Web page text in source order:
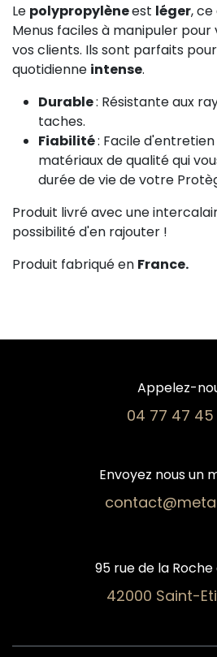
Le polypropylèneest léger,
Menus faciles à manipuler
vos clients. Ils sont parfaits
quotidienne intense.
Durable: Résistante aux
taches.
Fiabilité: Facile
matériaux de qualité qui
durée de vie de votre
Produit livré avec une
possibilité d'en rajouter !
Produit fabriqué en France.
Appelez-
04 77 47
Envoyez nous un
95 rue de la Roche
42000 Saint-